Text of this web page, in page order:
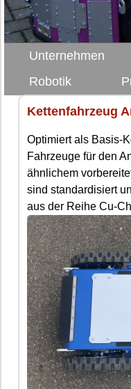
Unternehmen
Robotik
Kettenfahrzeug
Optimiert als Basis-
Fahrzeuge für den
ähnlichem
sind standardisiert
aus der Reihe Cu-